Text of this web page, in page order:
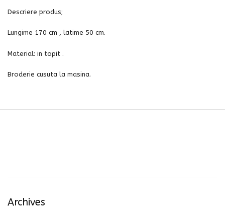
Descriere produs;
Lungime 170 cm , latime 50 cm.
Material: in topit .
Broderie cusuta la masina.
Archives